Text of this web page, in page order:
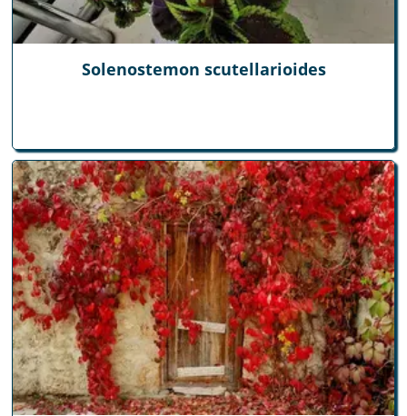
Solenostemon scutellarioides